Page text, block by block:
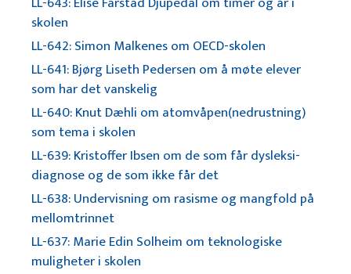
skolen
LL-642: Simon Malkenes om OECD-skolen
LL-641: Bjørg Liseth Pedersen om å møte elever
som har det vanskelig
LL-640: Knut Dæhli om atomvåpen(nedrustning)
som tema i skolen
LL-639: Kristoffer Ibsen om de som får dysleksi-
diagnose og de som ikke får det
LL-638: Undervisning om rasisme og mangfold på
mellomtrinnet
LL-637: Marie Edin Solheim om teknologiske
muligheter i skolen